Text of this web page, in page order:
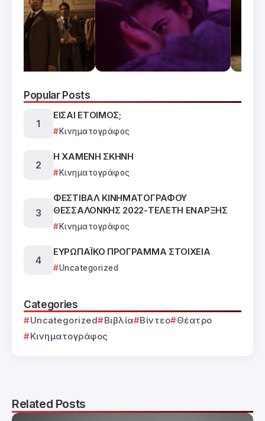
Popular Posts
ΕΙΣΑΙ ΕΤΟΙΜΟΣ;
Κινηματογράφος
Η ΧΑΜΕΝΗ ΣΚΗΝΗ
Κινηματογράφος
ΦΕΣΤΙΒΑΛ ΚΙΝΗΜΑΤΟΓΡΑΦΟΥ
ΘΕΣΣΑΛΟΝΚΗΣ 2022-ΤΕΛΕΤΗ ΕΝΑΡΞΗΣ
Κινηματογράφος
ΕΥΡΩΠΑΪΚΟ ΠΡΟΓΡΑΜΜΑ ΣΤΟΙΧΕΙΑ
Uncategorized
Categories
Uncategorized Βιβλία Βίντεο
Θέατρο
Κινηματογράφος
Related Posts